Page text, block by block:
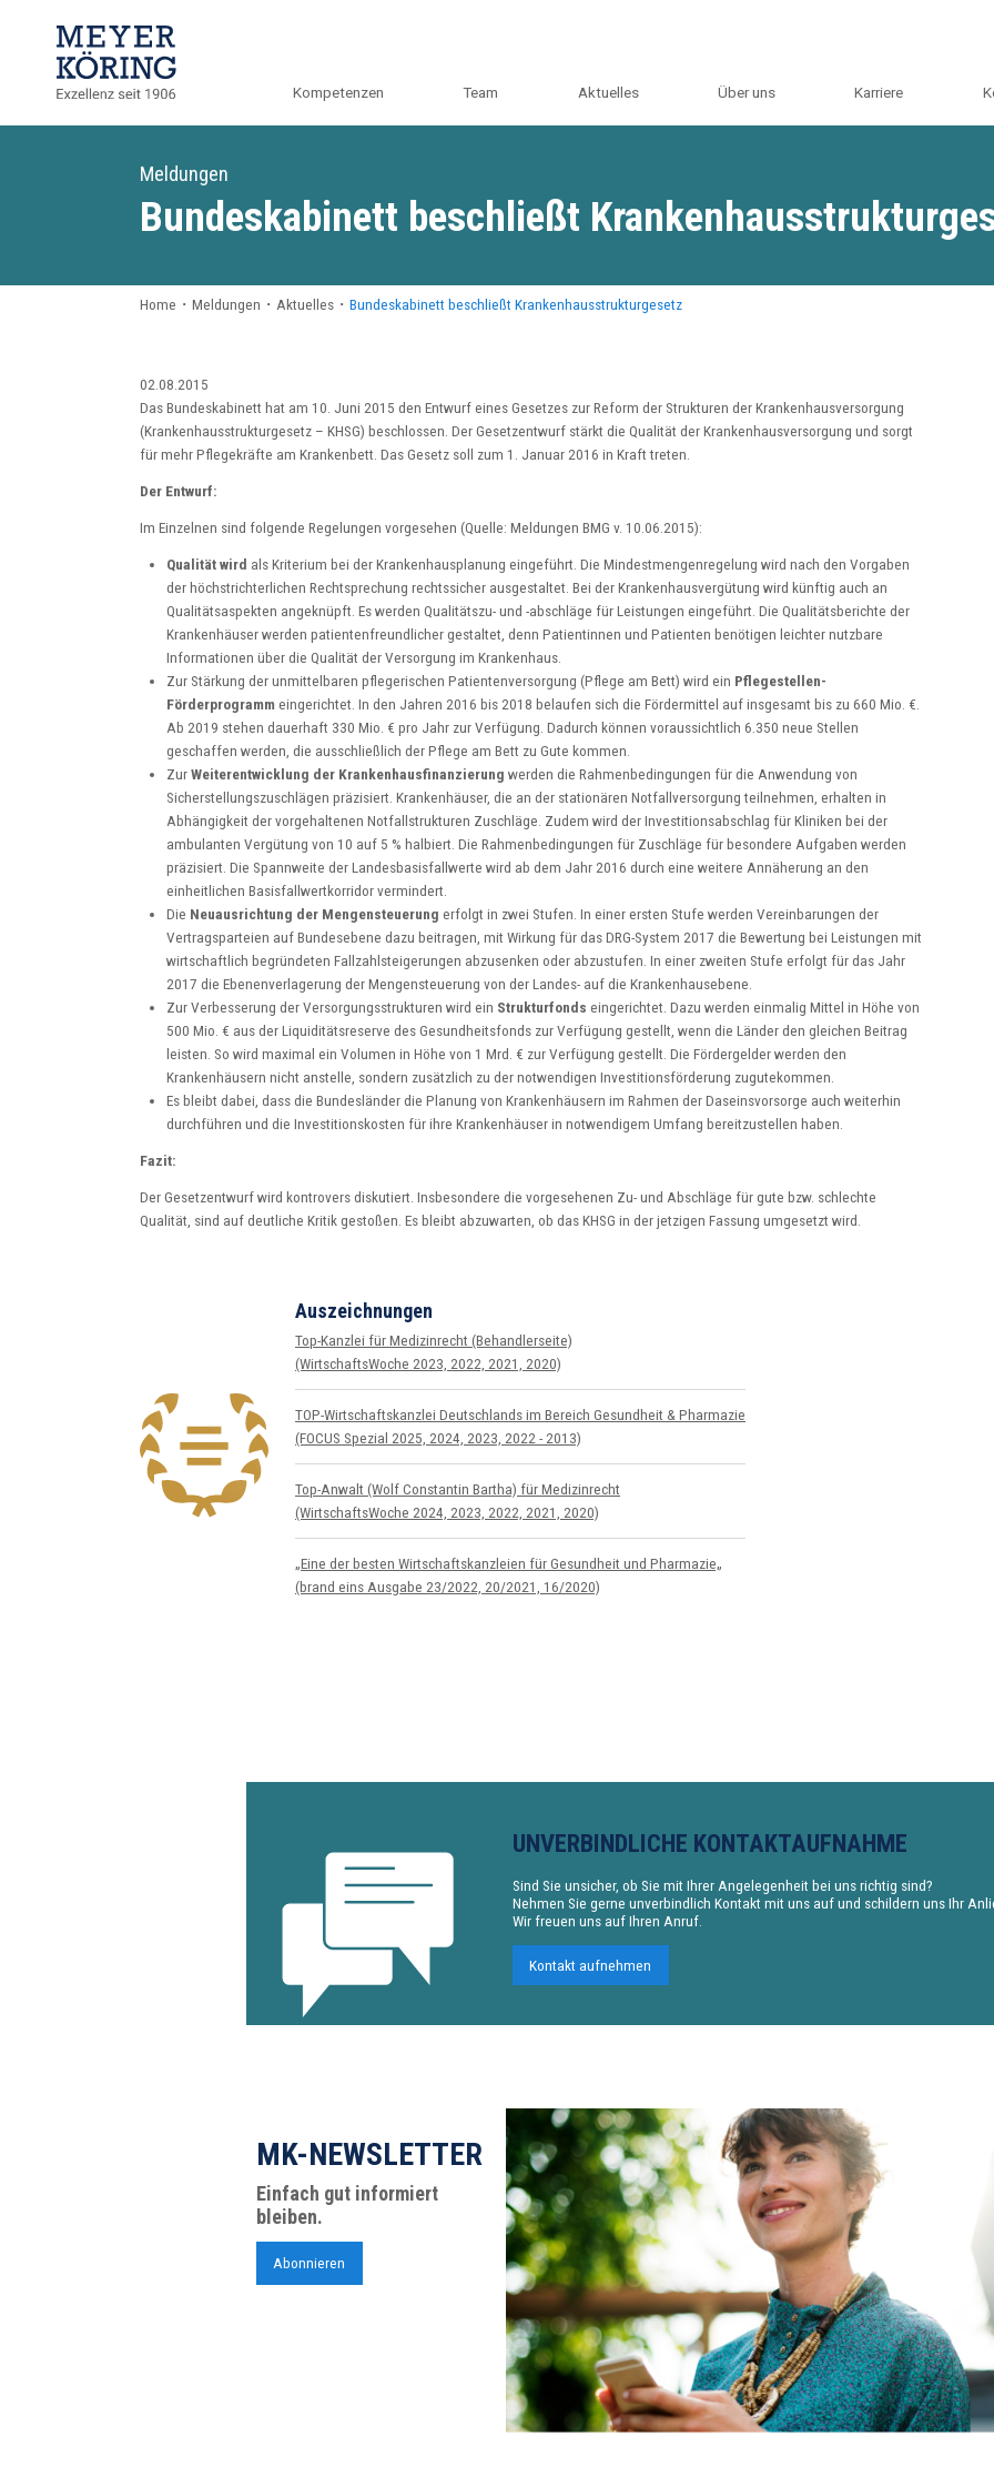
Kompetenzen Team Aktuelles Über uns Karriere
Meldungen
Bundeskabinett beschließt
Home ・ Meldungen ・ Aktuelles ・ Bundeskabinett beschließt Krankenhausstrukturgesetz
02.08.2015
Das Bundeskabinett hat am 10. Juni 2015 den Entwurf eines Gesetzes zur Reform der Strukturen der Krankenhausversorgung
(Krankenhausstrukturgesetz – KHSG) beschlossen. Der Gesetzentwurf stärkt die Qualität der Krankenhausversorgung und sorgt
für mehr Pflegekräfte am Krankenbett. Das Gesetz soll zum 1. Januar 2016 in Kraft treten.
Der Entwurf:
Im Einzelnen sind folgende Regelungen vorgesehen (Quelle: Meldungen BMG v. 10.06.2015):
Qualität wird als Kriterium bei der Krankenhausplanung eingeführt. Die Mindestmengenregelung wird nach den Vorgaben
der höchstrichterlichen Rechtsprechung rechtssicher ausgestaltet. Bei der Krankenhausvergütung wird künftig auch an
Qualitätsaspekten angeknüpft. Es werden Qualitätszu- und -abschläge für Leistungen eingeführt. Die Qualitätsberichte der
Krankenhäuser werden patientenfreundlicher gestaltet, denn Patientinnen und Patienten benötigen leichter nutzbare
Informationen über die Qualität der Versorgung im Krankenhaus.
Zur Stärkung der unmittelbaren pflegerischen Patientenversorgung (Pflege am Bett) wird ein Pflegestellen-
Förderprogrammeingerichtet. In den Jahren 2016 bis 2018 belaufen sich die Fördermittel auf insgesamt bis zu 660 Mio. €.
Ab 2019 stehen dauerhaft 330 Mio. € pro Jahr zur Verfügung. Dadurch können voraussichtlich 6.350 neue Stellen
geschaffen werden, die ausschließlich der Pflege am Bett zu Gute kommen.
ZurWeiterentwicklung der Krankenhausfinanzierung werden die Rahmenbedingungen für die Anwendung von
Sicherstellungszuschlägen präzisiert. Krankenhäuser, die an der stationären Notfallversorgung teilnehmen, erhalten in
Abhängigkeit der vorgehaltenen Notfallstrukturen Zuschläge. Zudem wird der Investitionsabschlag für Kliniken bei der
ambulanten Vergütung von 10 auf 5 % halbiert. Die Rahmenbedingungen für Zuschläge für besondere Aufgaben werden
präzisiert. Die Spannweite der Landesbasisfallwerte wird ab dem Jahr 2016 durch eine weitere Annäherung an den
einheitlichen Basisfallwertkorridor vermindert.
Die Neuausrichtung der Mengensteuerung erfolgt in zwei Stufen. In einer ersten Stufe werden Vereinbarungen der
Vertragsparteien auf Bundesebene dazu beitragen, mit Wirkung für das DRG-System 2017 die Bewertung bei Leistungen mit
wirtschaftlich begründeten Fallzahlsteigerungen abzusenken oder abzustufen. In einer zweiten Stufe erfolgt für das Jahr
2017 die Ebenenverlagerung der Mengensteuerung von der Landes- auf die Krankenhausebene.
Zur Verbesserung der Versorgungsstrukturen wird ein Strukturfonds eingerichtet. Dazu werden einmalig Mittel in Höhe von
500 Mio. € aus der Liquiditätsreserve des Gesundheitsfonds zur Verfügung gestellt, wenn die Länder den gleichen Beitrag
leisten. So wird maximal ein Volumen in Höhe von 1 Mrd. € zur Verfügung gestellt. Die Fördergelder werden den
Krankenhäusern nicht anstelle, sondern zusätzlich zu der notwendigen Investitionsförderung zugutekommen.
Es bleibt dabei, dass die Bundesländer die Planung von Krankenhäusern im Rahmen der Daseinsvorsorge auch weiterhin
durchführen und die Investitionskosten für ihre Krankenhäuser in notwendigem Umfang bereitzustellen haben.
Fazit:
Der Gesetzentwurf wird kontrovers diskutiert. Insbesondere die vorgesehenen Zu- und Abschläge für gute bzw. schlechte
Qualität, sind auf deutliche Kritik gestoßen. Es bleibt abzuwarten, ob das KHSG in der jetzigen Fassung umgesetzt wird.
Auszeichnungen
Top-Kanzlei für Medizin­recht (Behand­ler­seite)
(WirtschaftsWoche 2023, 2022, 2021, 2020)
TOP-Wirtschafts­kanzlei Deutsch­lands im Bereich Gesundheit & Pharmazie
(FOCUS Spezial 2025, 2024, 2023, 2022 - 2013)
Top-Anwalt (Wolf Constantin Bartha) für Medizinrecht
(WirtschaftsWoche 2024, 2023, 2022, 2021, 2020)
„Eine der besten Wirtschaftskanzleien für Gesundheit und Pharmazie„
(brand eins Ausgabe 23/2022, 20/2021, 16/2020)
UNVERBINDLICHE KONTAKTAUFNAHME
Sind Sie unsicher, ob Sie mit Ihrer Angelegenheit bei uns richtig sind?
Nehmen Sie gerne unverbindlich Kontakt mit uns auf und schildern uns Ihr
Wir freuen uns auf Ihren Anruf.
Kontakt aufnehmen
MK-NEWSLETTER
Einfach gut informiert
bleiben.
Abonnieren